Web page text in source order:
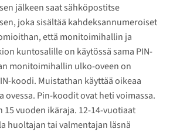
jälkeen saat sähköpostitse
joka sisältää kahdeksannumeroiset
että monitoimihallin ja
kuntosalille on käytössä sama PIN-
monitoimihallin ulko-oveen on
koodi. Muistathan käyttää oikeaa
ovessa. Pin-koodit ovat heti voimassa.
15 vuoden ikäraja. 12-14-vuotiaat
huoltajan tai valmentajan läsnä